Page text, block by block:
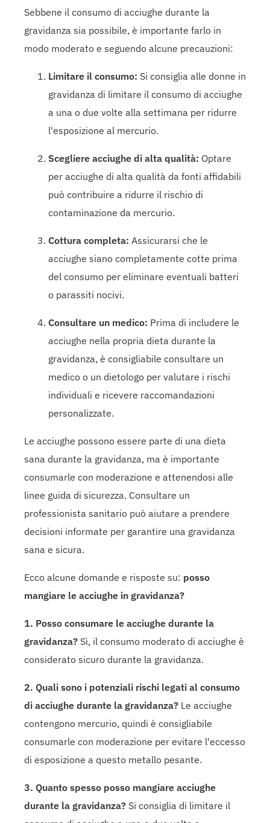
Sebbene il consumo di acciughe durante la
gravidanza sia possibile, è importante farlo in
modo moderato e seguendo alcune precauzioni:
Limitare il consumo: Si consiglia alle donne in
gravidanza di limitare il consumo di acciughe
a una o due volte alla settimana per ridurre
l'esposizione al mercurio.
Scegliere acciughe di alta qualità: Optare
per acciughe di alta qualità da fonti affidabili
può contribuire a ridurre il rischio di
contaminazione da mercurio.
Cottura completa: Assicurarsi che le
acciughe siano completamente cotte prima
del consumo per eliminare eventuali batteri
o parassiti nocivi.
Consultare un medico: Prima di includere le
acciughe nella propria dieta durante la
gravidanza, è consigliabile consultare un
medico o un dietologo per valutare i rischi
individuali e ricevere raccomandazioni
personalizzate.
Le acciughe possono essere parte di una dieta
sana durante la gravidanza, ma è importante
consumarle con moderazione e attenendosi alle
linee guida di sicurezza. Consultare un
professionista sanitario può aiutare a prendere
decisioni informate per garantire una gravidanza
sana e sicura.
Ecco alcune domande e risposte su: posso
mangiare le acciughe in gravidanza?
1. Posso consumare le acciughe durante la
gravidanza? Sì, il consumo moderato di acciughe è
considerato sicuro durante la gravidanza.
2. Quali sono i potenziali rischi legati al consumo
di acciughe durante la gravidanza? Le acciughe
contengono mercurio, quindi è consigliabile
consumarle con moderazione per evitare l'eccesso
di esposizione a questo metallo pesante.
3. Quanto spesso posso mangiare acciughe
durante la gravidanza? Si consiglia di limitare il